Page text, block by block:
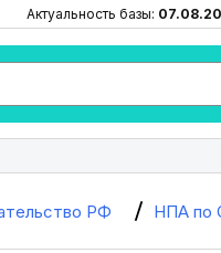
Актуальность базы:
РФ НПА по